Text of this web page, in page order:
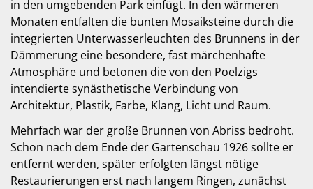
in den umgebenden Park einfügt. In den wärmeren
Monaten entfalten die bunten Mosaiksteine durch die
integrierten Unterwasserleuchten des Brunnens in der
Dämmerung eine besondere, fast märchenhafte
Atmosphäre und betonen die von den Poelzigs
intendierte synästhetische Verbindung von
Architektur, Plastik, Farbe, Klang, Licht und Raum.
Mehrfach war der große Brunnen von Abriss bedroht.
Schon nach dem Ende der Gartenschau 1926 sollte er
entfernt werden, später erfolgten längst nötige
Restaurierungen erst nach langem Ringen, zunächst